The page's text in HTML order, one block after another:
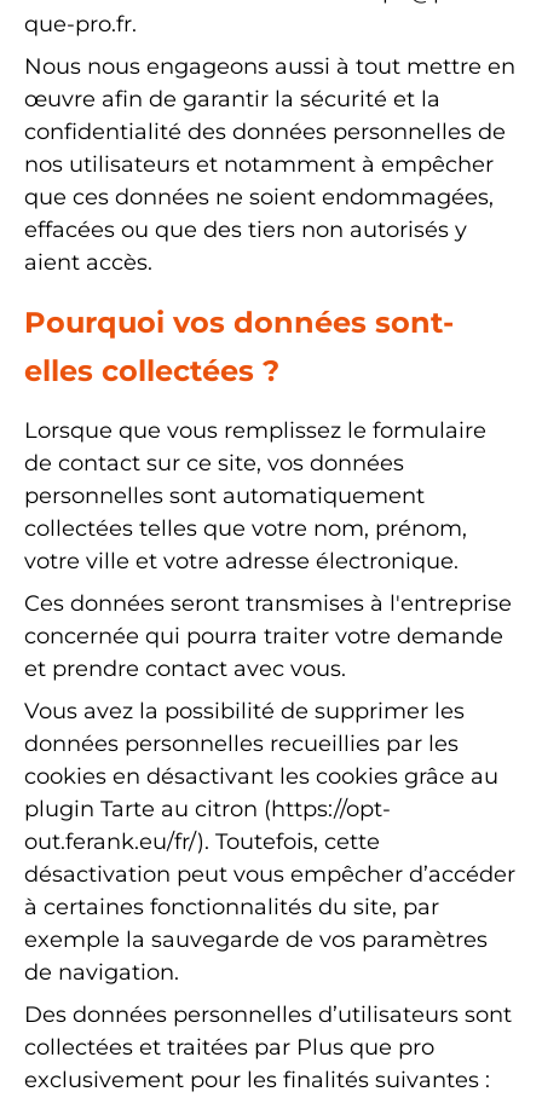
que-pro.fr.
Nous nous engageons aussi à tout mettre en
œuvre afin de garantir la sécurité et la
confidentialité des données personnelles de
nos utilisateurs et notamment à empêcher
que ces données ne soient endommagées,
effacées ou que des tiers non autorisés y
aient accès.
Pourquoi vos données sont-
elles collectées ?
Lorsque que vous remplissez le formulaire
de contact sur ce site, vos données
personnelles sont automatiquement
collectées telles que votre nom, prénom,
votre ville et votre adresse électronique.
Ces données seront transmises à l'entreprise
concernée qui pourra traiter votre demande
et prendre contact avec vous.
Vous avez la possibilité de supprimer les
données personnelles recueillies par les
cookies en désactivant les cookies grâce au
plugin Tarte au citron (https://opt-
out.ferank.eu/fr/). Toutefois, cette
désactivation peut vous empêcher d’accéder
à certaines fonctionnalités du site, par
exemple la sauvegarde de vos paramètres
de navigation.
Des données personnelles d’utilisateurs sont
collectées et traitées par Plus que pro
exclusivement pour les finalités suivantes :